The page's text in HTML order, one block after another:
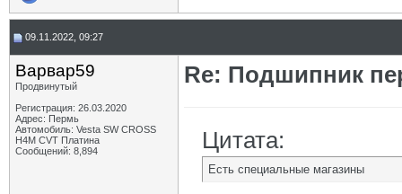
09.11.2022, 09:27
Варвар59
Продвинутый
Регистрация: 26.03.2020
Адрес: Пермь
Автомобиль: Vesta SW CROSS
H4M CVT Платина
Сообщений: 8,894
Re: Подшипник
Цитата:
Есть специальные магазины